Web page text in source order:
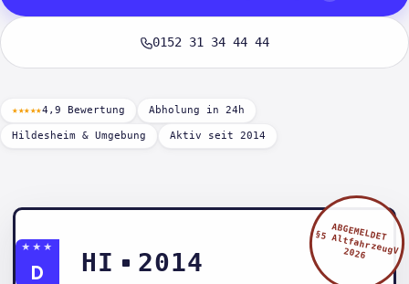
0152 31 34 44 44
★★★★★4,9 Bewertung Abholung in 24h
Hildesheim & Umgebung Aktiv seit 2014
★★★
D HI 2014
ABGEMELDET
§5 AltfahrzeugV
2026